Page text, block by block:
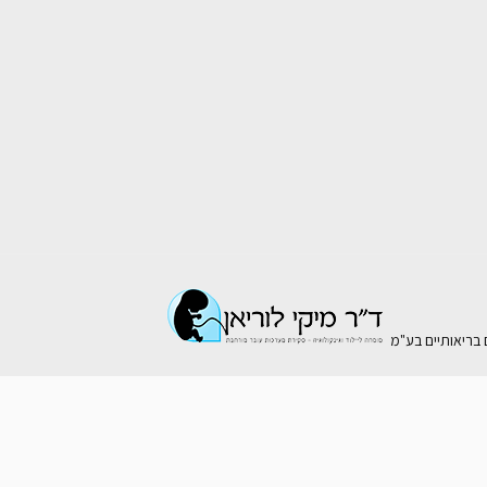
בריאותיים בע"מ